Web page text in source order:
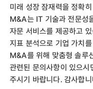
미래 성장 잠재력을 정확
M&A는 IT 기술과 전문성
자문 서비스를 제공하고
지표 분석으로 기업 가치
M&A를 위해 맞춤형 솔루
관련된 문의사항이 있으
주시기 바랍니다. 감사합